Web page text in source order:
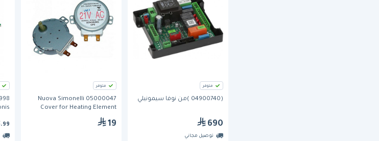
متوفر
(04900740 )من نوفا سيمونيلي
690
توصيل مجاني
متوفر
Nuova Simonelli 05000047
Cover for Heating Element
19
.99